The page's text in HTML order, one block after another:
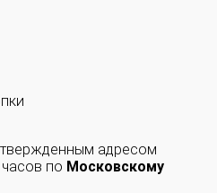
адресом
по Московскому